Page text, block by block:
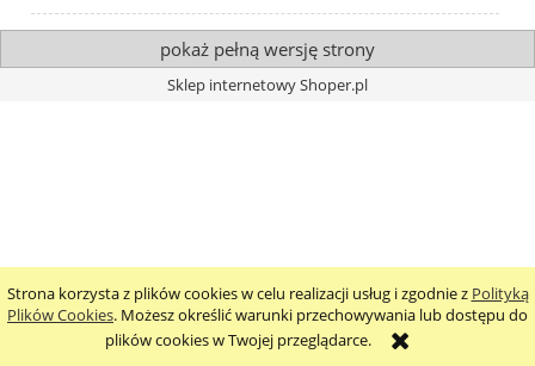
Strona korzysta z plików cookies w celu realizacji usług i zgodnie z Polityką
Plików Cookies. Możesz określić warunki przechowywania lub dostępu do
plików cookies w Twojej przeglądarce.
pokaż pełną wersję strony
Sklep internetowy Shoper.pl